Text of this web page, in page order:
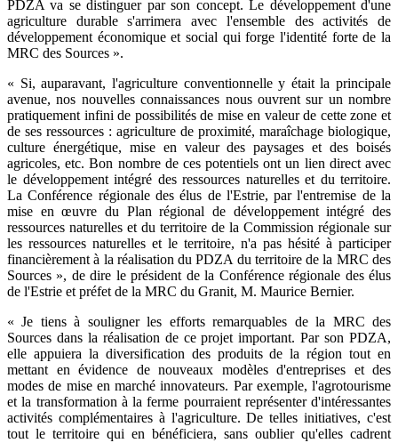
PDZA va se distinguer par son concept. Le développement d'une
agriculture durable s'arrimera avec l'ensemble des activités de
développement économique et social qui forge l'identité forte de la
MRC des Sources ».
« Si, auparavant, l'agriculture conventionnelle y était la principale
avenue, nos nouvelles connaissances nous ouvrent sur un nombre
pratiquement infini de possibilités de mise en valeur de cette zone et
de ses ressources : agriculture de proximité, maraîchage biologique,
culture énergétique, mise en valeur des paysages et des boisés
agricoles, etc. Bon nombre de ces potentiels ont un lien direct avec
le développement intégré des ressources naturelles et du territoire.
La Conférence régionale des élus de l'Estrie, par l'entremise de la
mise en œuvre du Plan régional de développement intégré des
ressources naturelles et du territoire de la Commission régionale sur
les ressources naturelles et le territoire, n'a pas hésité à participer
financièrement à la réalisation du PDZA du territoire de la MRC des
Sources », de dire le président de la Conférence régionale des élus
de l'Estrie et préfet de la MRC du Granit, M. Maurice Bernier.
« Je tiens à souligner les efforts remarquables de la MRC des
Sources dans la réalisation de ce projet important. Par son PDZA,
elle appuiera la diversification des produits de la région tout en
mettant en évidence de nouveaux modèles d'entreprises et des
modes de mise en marché innovateurs. Par exemple, l'agrotourisme
et la transformation à la ferme pourraient représenter d'intéressantes
activités complémentaires à l'agriculture. De telles initiatives, c'est
tout le territoire qui en bénéficiera, sans oublier qu'elles cadrent